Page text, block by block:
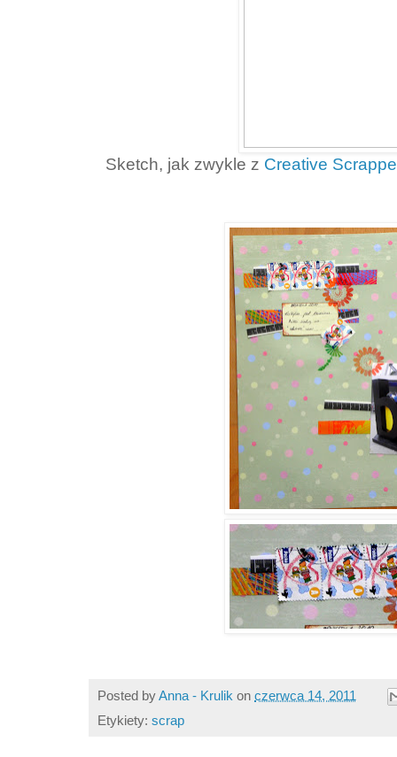
Sketch, jak zwykle z Creative
Posted byAnna - Krulik on czerwca 14, 2011
Etykiety: scrap